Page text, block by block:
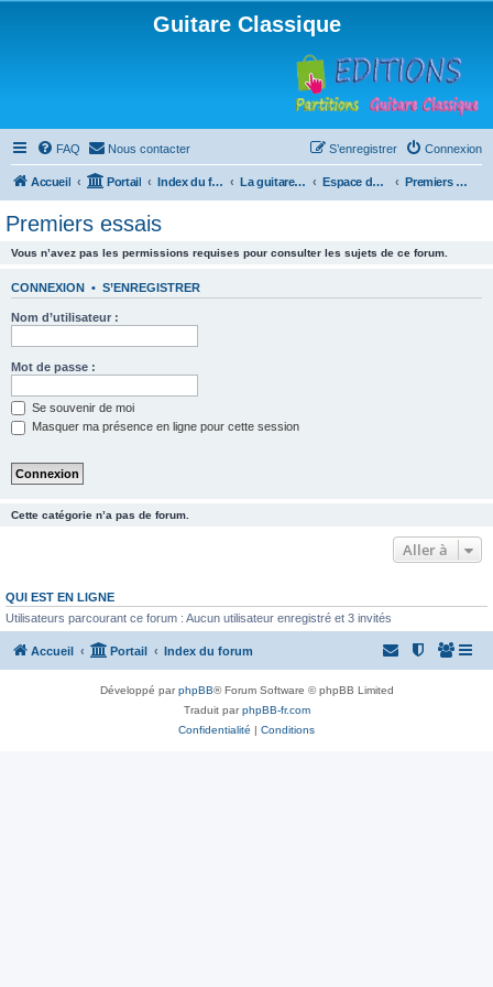
Guitare Classique
FAQ Nous contacter Connexion
S’enregistrer
Accueil Portail Index du forum La guitare : instrument, cours et théorie Espace débutants Premiers essais
Premiers essais
Vous n’avez pas les permissions requises pour consulter les sujets de ce forum.
CONNEXION • S’ENREGISTRER
Nom d’utilisateur :
Mot de passe :
Se souvenir de moi
Masquer ma présence en ligne pour cette session
Cette catégorie n’a pas de forum.
Aller à
QUI EST EN LIGNE
Utilisateurs parcourant ce forum : Aucun utilisateur enregistré et 3 invités
Accueil Portail Index du forum
Développé parphpBB® Forum Software © phpBB Limited
Traduit parphpBB-fr.com
Confidentialité | Conditions